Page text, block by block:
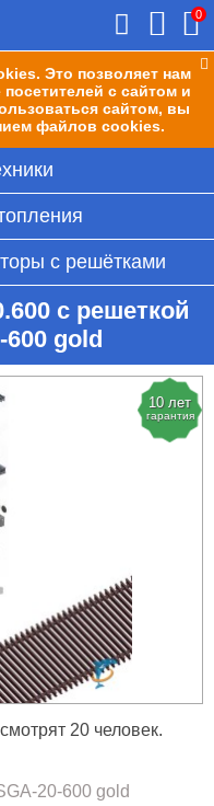
Это позволяет нам
с сайтом и
сайтом, вы
файлов cookies.
0
с решётками
с решеткой
600 gold
10 лет
гарантия
20 человек.
20-600 gold